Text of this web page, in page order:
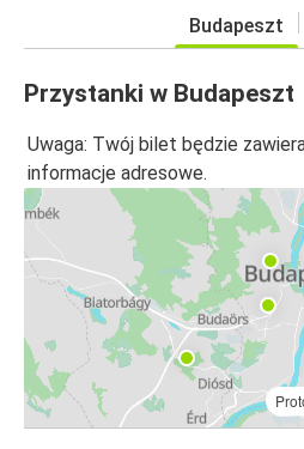
Budapeszt
Przystanki w Budapeszt
Uwaga: Twój bilet będzie
informacje adresowe.